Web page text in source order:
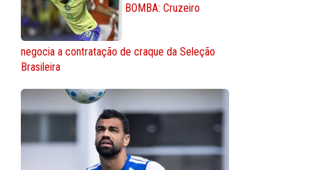
BOMBA: Cruzeiro
negocia a contratação de craque da Seleção
Brasileira